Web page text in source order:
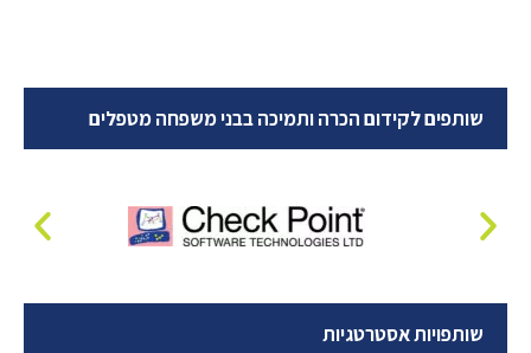
שותפים לקידום הכרה ותמיכה בבני משפחה מטפלים
שותפויות אסטרטגיות